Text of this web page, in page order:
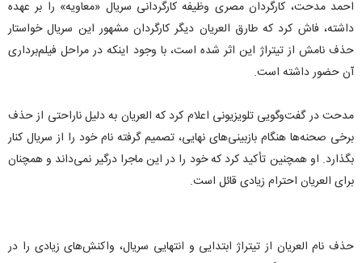
احمد مدحت، کارگردان مصری وظیفه کارگردانی سریال «معاویه» را بر عهده
داشته، فاش کرد که طارق العریان دیگر کارگردان مشهور این سریال خواستار
حذف نامش از تیتراژ این اثر شده است، با وجود اینکه در مراحل فیلم‌برداری
آن حضور داشته است.
مدحت در گفت‌وگویی تلویزیونی اعلام کرد که العریان به دلیل ناراحتی از حذف
برخی صحنه‌ها هنگام بازبینی‌های نهایی، تصمیم گرفته نام خود را از سریال کنار
بگذارد. او همچنین تأکید کرد که خود را در این ماجرا درگیر نمی‌داند و همچنان
برای العریان احترام زیادی قائل است.
حذف نام العریان از تیتراژ ابتدایی و انتهایی سریال، واکنش‌های زیادی را در